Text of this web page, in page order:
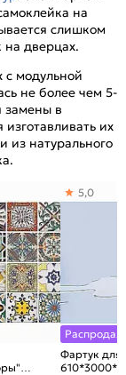
на
слишком
на дверцах.
с модульной
не более чем 5-
замены в
их
из натурального
Фартук для
610*3000*2
5,0